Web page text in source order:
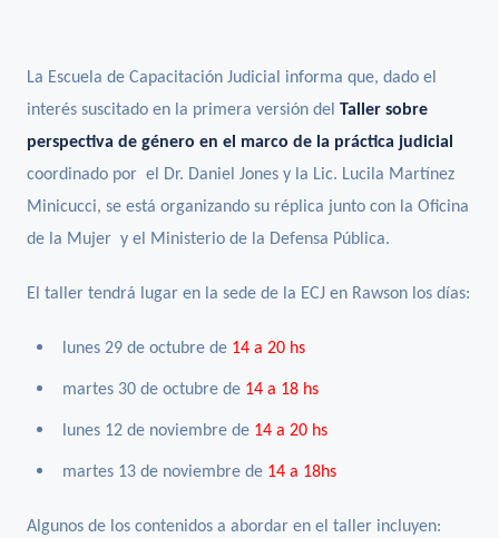
La Escuela de Capacitación Judicial informa que, dado el
interés suscitado en la primera versión del Taller sobre
perspectiva de género en el marco de la práctica judicial
coordinado por el Dr. Daniel Jones y la Lic. Lucila Martínez
Minicucci, se está organizando su réplica junto con la Oficina
de la Mujer y el Ministerio de la Defensa Pública.
El taller tendrá lugar en la sede de la ECJ en Rawson los días:
lunes 29 de octubre de 14 a 20 hs
martes 30 de octubre de 14 a 18 hs
lunes 12 de noviembre de 14 a 20 hs
martes 13 de noviembre de 14 a 18hs
Algunos de los contenidos a abordar en el taller incluyen: